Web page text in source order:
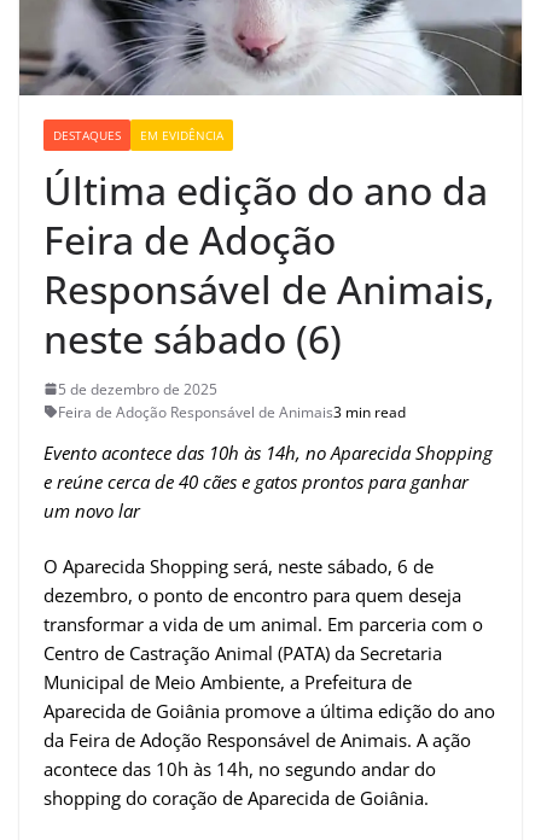
DESTAQUES EM EVIDÊNCIA
Última edição do ano da
Feira de Adoção
Responsável de Animais,
neste sábado (6)
5 de dezembro de 2025
Feira de Adoção Responsável de Animais3 min read
Evento acontece das 10h às 14h, no Aparecida Shopping
e reúne cerca de 40 cães e gatos prontos para ganhar
um novo lar
O Aparecida Shopping será, neste sábado, 6 de
dezembro, o ponto de encontro para quem deseja
transformar a vida de um animal. Em parceria com o
Centro de Castração Animal (PATA) da Secretaria
Municipal de Meio Ambiente, a Prefeitura de
Aparecida de Goiânia promove a última edição do ano
da Feira de Adoção Responsável de Animais. A ação
acontece das 10h às 14h, no segundo andar do
shopping do coração de Aparecida de Goiânia.